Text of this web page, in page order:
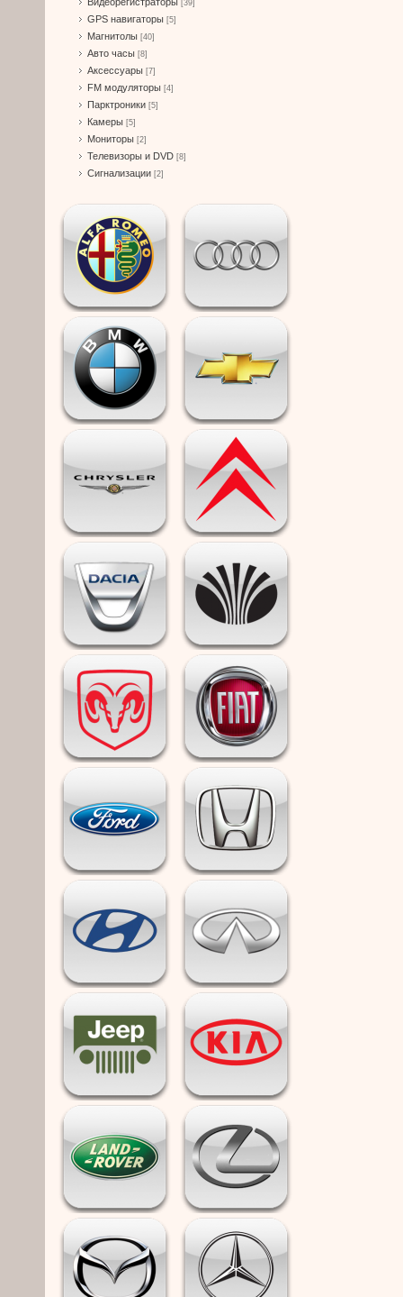
[39]
GPS навигаторы [5]
Магнитолы [40]
Авто часы [8]
Аксессуары [7]
FM модуляторы [4]
Парктроники [5]
Камеры [5]
Мониторы [2]
Телевизоры и DVD [8]
Сигнализации [2]